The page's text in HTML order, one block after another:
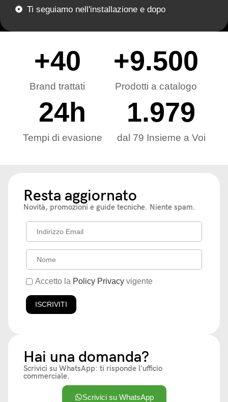
Ti seguiamo nell'installazione e dopo
Brand trattati
+40
Prodotti a catalogo
+9.500
Tempi di evasione
24h
dal 79 Insieme a Voi
1.979
Resta aggiornato
Novità, promozioni e guide tecniche. Niente spam.
Accetto la Policy Privacy vigente
Hai una domanda?
Scrivici su WhatsApp: ti risponde l'ufficio
commerciale.
Scrivici su WhatsApp